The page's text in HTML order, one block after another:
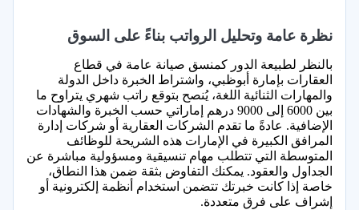
نظرة عامة وتحليل الرواتب بناءً على السوق
بالنظر لطبيعة الدور كمنسق صيانة عامة في قطاع
العقارات بإمارة أبوظبي، واشتراط الخبرة داخل الدولة
والمهارات الثنائية اللغة، يُنصح بتوقع راتب شهري يتراوح ما
بين 6000 إلى 9000 درهم إماراتي حسب الخبرة والشهادات
الإضافية. عادةً ما تقدم الشركات العقارية أو شركات إدارة
المرافق الكبيرة في الإمارات هذه الشريحة للوظائف
المتوسطة التي تتطلب مهام تنسيقية ومسؤولية مباشرة عن
الجداول والعقود. يمكنك التفاوض بثقة ضمن هذا النطاق،
خاصة إذا كانت خبرتك تتضمن استخدام أنظمة إلكترونية أو
إشراف على فرق متعددة.